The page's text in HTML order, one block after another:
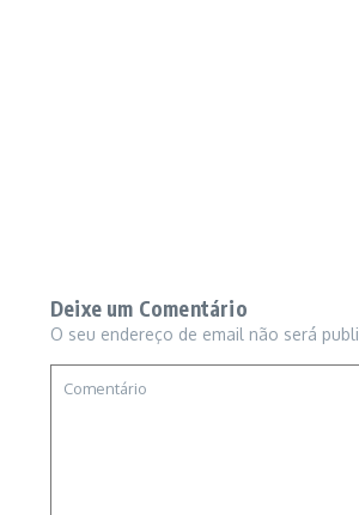
Deixe um Comentário
O seu endereço de email não será